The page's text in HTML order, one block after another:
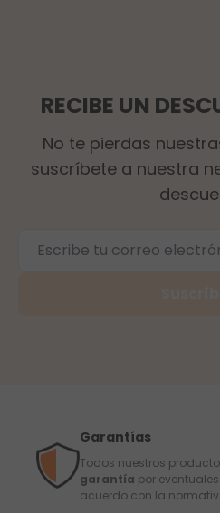
RECIBE UN
No te pierdas
suscríbete a nuestra
Garantías
Todos nuestros
garantía por
acuerdo con la